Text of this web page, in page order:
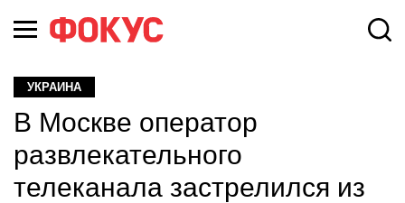
УКРАИНА
В Москве оператор
развлекательного
телеканала застрелился из